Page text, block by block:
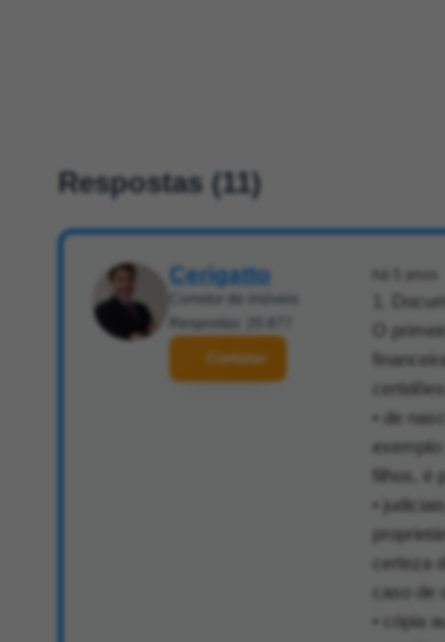
Respostas (11)
Cerigatto
Contatar
1.
O
certidões:
• de
filhos,
•
certeza
caso
• cópia